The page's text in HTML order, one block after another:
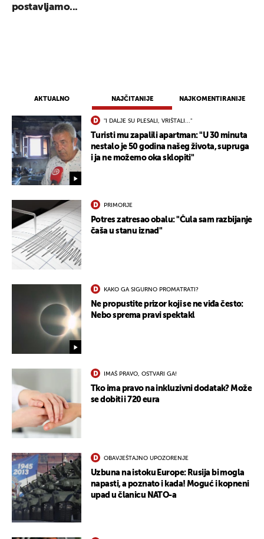
AKTUALNO NAJČITANIJE NAJKOMENTIRANIJE
"I DALJE SU PLESALI, VRIŠTALI..."
Turisti mu zapalili apartman: "U 30 minuta
nestalo je 50 godina našeg života, supruga
i ja ne možemo oka sklopiti"
PRIMORJE
Potres zatresao obalu: "Čula sam razbijanje
čaša u stanu iznad"
KAKO GA SIGURNO PROMATRATI?
Ne propustite prizor koji se ne viđa često:
Nebo sprema pravi spektakl
IMAŠ PRAVO, OSTVARI GA!
Tko ima pravo na inkluzivni dodatak? Može
se dobiti i 720 eura
OBAVJEŠTAJNO UPOZORENJE
Uzbuna na istoku Europe: Rusija bi mogla
napasti, a poznato i kada! Moguć i kopneni
upad u članicu NATO-a
postavljamo...
UKLJUČITE NOTIFIKACIJE